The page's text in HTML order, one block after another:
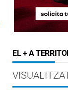
EL + A